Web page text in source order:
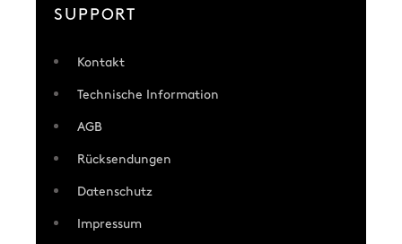
SUPPORT
Kontakt
Technische Information
AGB
Rücksendungen
Datenschutz
Impressum